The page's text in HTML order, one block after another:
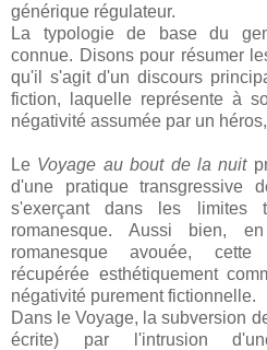
générique régulateur.
La typologie de base du
connue. Disons pour résumer
qu'il s'agit d'un discours
fiction, laquelle représente à
négativité assumée par un
Le Voyage au bout de la nuit
d'une pratique transgressive
s'exerçant dans les limites
romanesque. Aussi bien,
romanesque avouée, cette
récupérée esthétiquement
négativité purement fictionnelle.
Dans le Voyage, la subversion
écrite) par l'intrusion